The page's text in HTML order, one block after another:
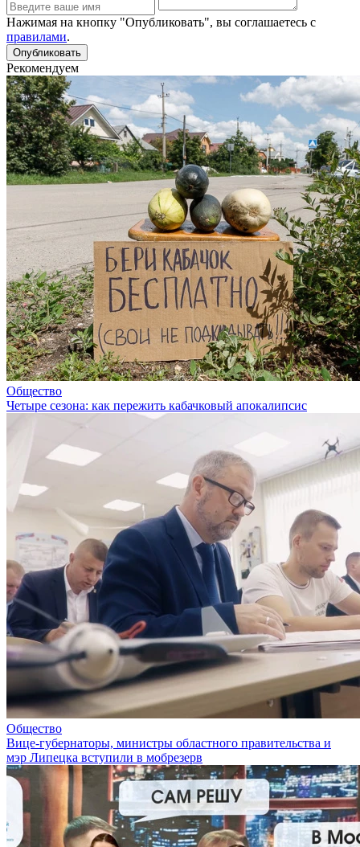
Нажимая на кнопку "Опубликовать", вы соглашаетесь с
правилами.
Рекомендуем
Общество
Четыре сезона: как пережить кабачковый апокалипсис
Общество
Вице-губернаторы, министры областного правительства и
мэр Липецка вступили в мобрезерв